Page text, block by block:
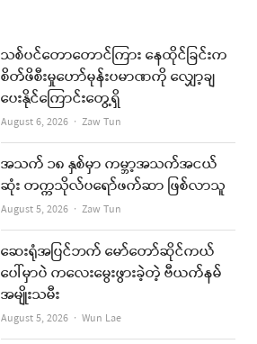
t
u
b
e
i
l
သစ်ပင်တောတောင်ကြား နေထိုင်ခြင်းက
စိတ်ဖိစီးမှုဟော်မုန်းပမာဏကို လျှော့ချ
ပေးနိုင်ကြောင်းတွေ့ရှိ
August 6, 2026 Author
Zaw Tun
အသက် ၁၈ နှစ်မှာ ကမ္ဘာ့အသက်အငယ်
ဆုံး တက္ကသိုလ်ပရော်ဖက်ဆာ ဖြစ်လာသူ
August 5, 2026 Author
Zaw Tun
ဆေးရုံအပြင်ဘက် မော်တော်ဆိုင်ကယ်
ပေါ်မှာပဲ ကလေးမွေးဖွားခဲ့တဲ့ ဗီယက်နမ်
အမျိုးသမီး
August 5, 2026 Author
Wun Lae